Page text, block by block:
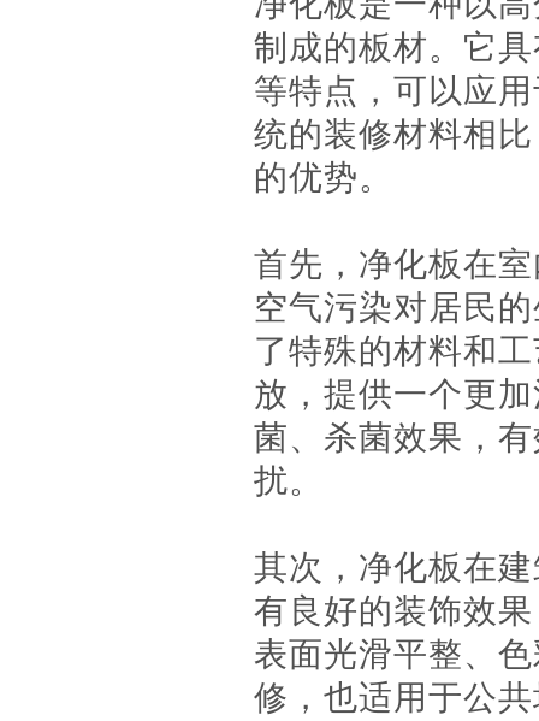
制成的板材。它
等特点，可以应
统的装修材料相
的优势。
首先，净化板在
空气污染对居民
了特殊的材料和
放，提供一个更
菌、杀菌效果，
扰。
其次，净化板在
有良好的装饰效
表面光滑平整、
修，也适用于公